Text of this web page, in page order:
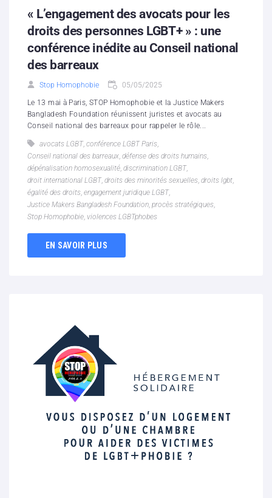
« L’engagement des avocats pour les
droits des personnes LGBT+ » : une
conférence inédite au Conseil national
des barreaux
Stop Homophobie 05/05/2025
Le 13 mai à Paris, STOP Homophobie et la Justice Makers
Bangladesh Foundation réunissent juristes et avocats au
Conseil national des barreaux pour rappeler le rôle...
avocats LGBT, conférence LGBT Paris,
Conseil national des barreaux, défense des droits humains,
dépénalisation homosexualité, discrimination LGBT,
droit international LGBT, droits des minorités sexuelles, droits lgbt,
égalité des droits, engagement juridique LGBT,
Justice Makers Bangladesh Foundation, procès stratégiques,
Stop Homophobie, violences LGBTphobes
EN SAVOIR PLUS